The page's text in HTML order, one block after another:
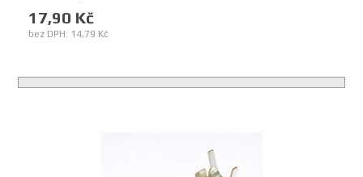
17,90 Kč
bez DPH: 14,79 Kč